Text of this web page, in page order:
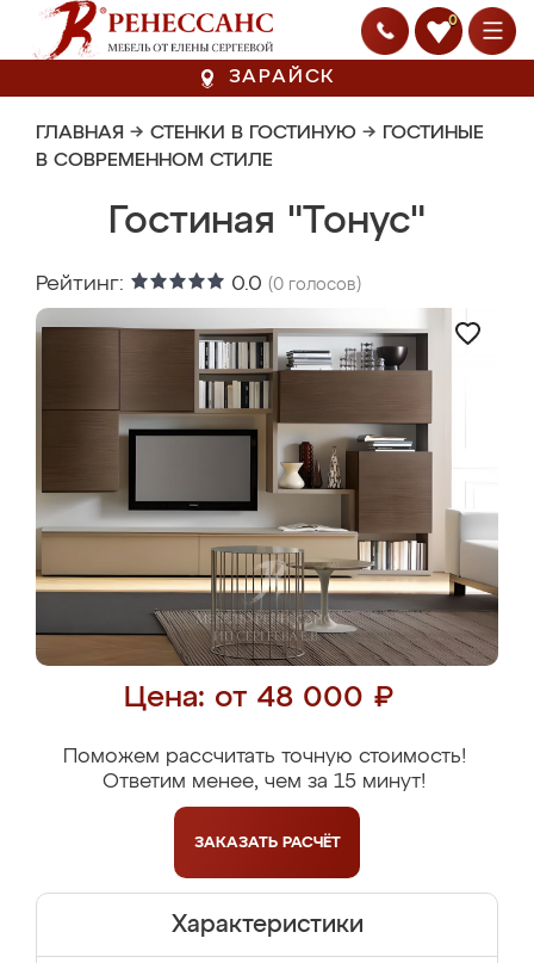
0
ЗАРАЙСК
ГЛАВНАЯ → СТЕНКИ В ГОСТИНУЮ → ГОСТИНЫЕ
В СОВРЕМЕННОМ СТИЛЕ
Гостиная "Тонус"
Рейтинг: 0.0 (0 голосов)
Цена: от 48 000 ₽
Поможем рассчитать точную стоимость!
Ответим менее, чем за 15 минут!
ЗАКАЗАТЬ РАСЧЁТ
Характеристики